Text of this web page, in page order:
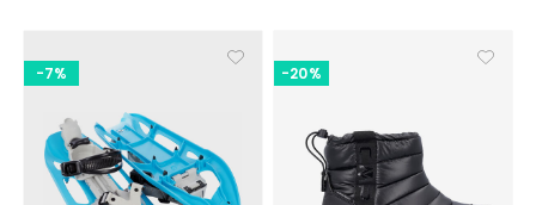
-7% -20%